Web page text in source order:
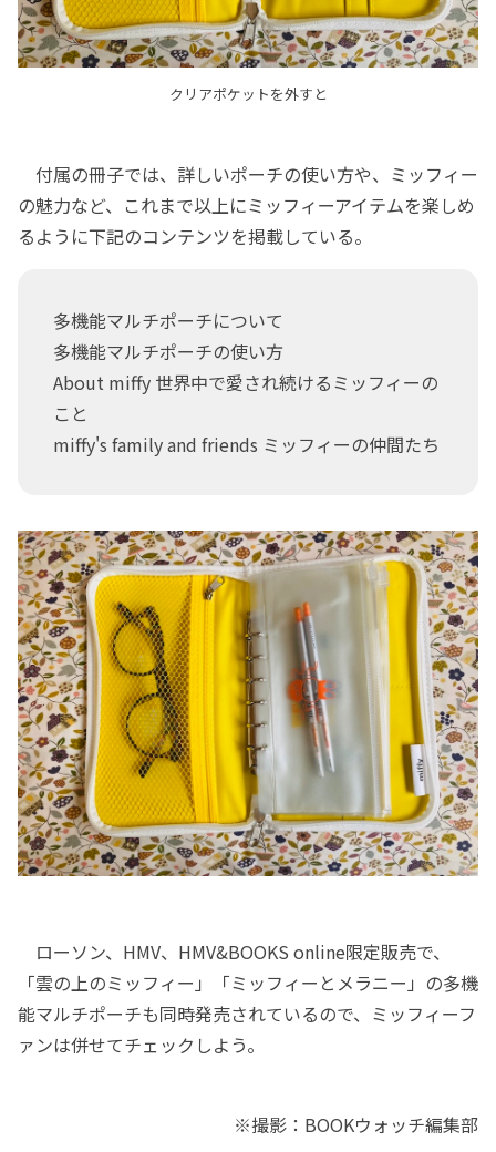
クリアポケットを外すと
付属の冊子では、詳しいポーチの使い方や、ミッフィー
の魅力など、これまで以上にミッフィーアイテムを楽しめ
るように下記のコンテンツを掲載している。
多機能マルチポーチについて
多機能マルチポーチの使い方
About miffy 世界中で愛され続けるミッフィーの
こと
miffy's family and friends ミッフィーの仲間たち
ローソン、HMV、HMV&BOOKS online限定販売で、
「雲の上のミッフィー」「ミッフィーとメラニー」の多機
能マルチポーチも同時発売されているので、ミッフィーフ
ァンは併せてチェックしよう。
※撮影：BOOKウォッチ編集部